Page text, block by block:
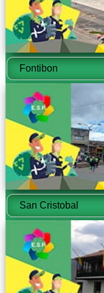
Fontibon
San Cristobal